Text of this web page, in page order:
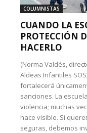
COLUMNISTAS
CUANDO LA
PROTECCIÓN
HACERLO
(Norma Valdés,
Aldeas Infantiles
fortalecerá
sanciones. La
violencia; muchas
hace visible. Si
seguras, debemos